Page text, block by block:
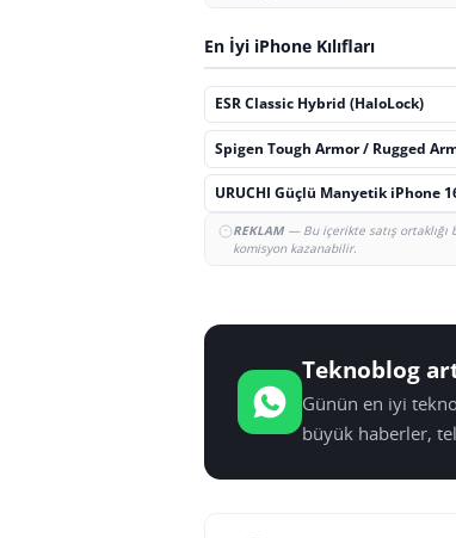
En İyi iPhone Kılıfları
ESR Classic Hybrid (HaloLock)
Spigen Tough Armor / Rugged
URUCHI Güçlü Manyetik iPhone
REKLAM— Bu içerikte satış ortaklığı
komisyon kazanabilir.
Teknoblog
Günün en iyi
büyük haberler,